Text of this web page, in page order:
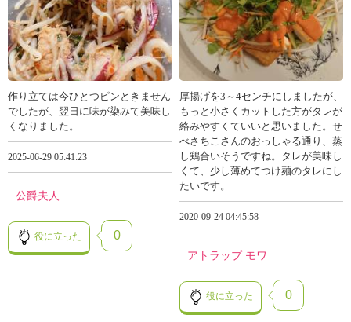
作り立ては今ひとつピンときません
でしたが、翌日に味が染みて美味し
くなりました。
2025-06-29 05:41:23
公爵夫人
役に立った 0
厚揚げを3～4センチにしましたが、
もっと小さくカットした方がタレが
絡みやすくていいと思いました。せ
べさちこさんのおっしゃる通り、蒸
し鶏合いそうですね。タレが美味し
くて、少し薄めてつけ麺のタレにし
たいです。
2020-09-24 04:45:58
アトラップ モワ
役に立った 0